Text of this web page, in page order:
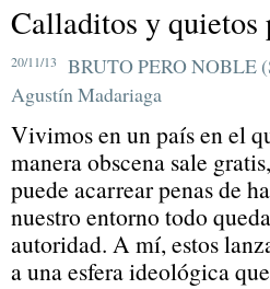
Calladitos y quietos
20/11/13
BRUTO PERO NOBLE
Agustín Madariaga
Vivimos en un país en el
manera obscena sale
puede acarrear penas de
nuestro entorno todo
autoridad. A mí, estos
a una esfera ideológica